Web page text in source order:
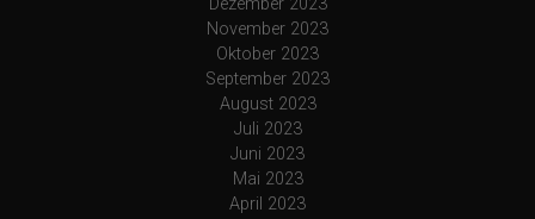
Dezember 2023
November 2023
Oktober 2023
September 2023
August 2023
Juli 2023
Juni 2023
Mai 2023
April 2023